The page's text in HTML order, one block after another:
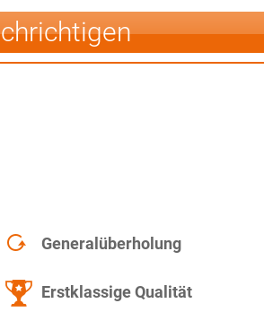
Generalüberholung
Erstklassige Qualität